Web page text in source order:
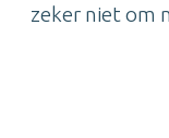
zeker niet om